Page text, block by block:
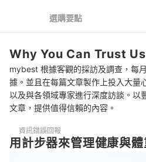
4 選擇能輕鬆管理健康與體重的產
5 以大螢幕顯示與背光功能為佳
6 攜帶方便的產品為佳，但也需留
編輯部推薦8款人氣計步器
專家解惑！選購計步器的常見問題
計步器的原理是什麼？
選購要點
Why You Can Trust Us
mybest 根據客觀的採訪及調查，每
據。並且在每篇文章製作上投入大量
以及與各領域專家進行深度訪談。以
文章，提供值得信賴的內容。
資訊錯誤回報
用計步器來管理健康與